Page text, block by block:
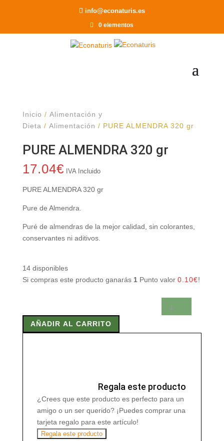
info@econaturis.es
0 elementos
Inicio / Alimentación y
Dieta / Alimentación / PURE ALMENDRA 320 gr
PURE ALMENDRA 320 gr
17.04€ IVA Incluido
PURE ALMENDRA 320 gr
Pure de Almendra.
Puré de almendras de la mejor calidad, sin colorantes,
conservantes ni aditivos.
14 disponibles
Si compras este producto ganarás 1Punto valor 0.10€!
ALMENDRA
320AÑADIR AL CARRITO
Regala este producto
¿Crees que este producto es perfecto para un
amigo o un ser querido? ¡Puedes comprar una
tarjeta regalo para este artículo!
Regala este producto